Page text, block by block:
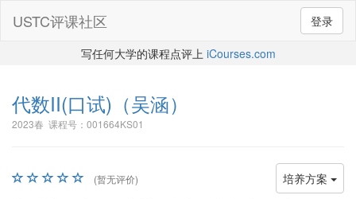
登录
USTC评课社区
写任何大学的课程点评上 iCourses.com
代数II(口试) （吴涵）
2023春 课程号：001664KS01
培养方案
(暂无评价)